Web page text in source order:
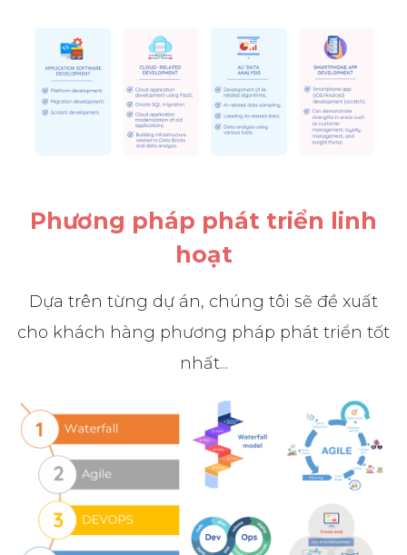
Phương pháp phát triển linh
hoạt
Dựa trên từng dự án, chúng tôi sẽ đề xuất
cho khách hàng phương pháp phát triển tốt
nhất...